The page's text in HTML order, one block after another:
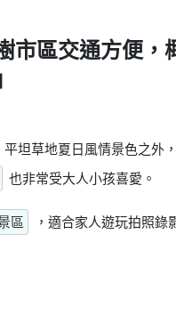
市區交通方便，
坦草地夏日風情景色之外
也非常受大人小孩喜愛。
區 ，適合家人遊玩拍照錄